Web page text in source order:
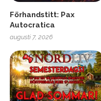
Förhandstitt: Pax
Autocratica
augusti 7, 2026